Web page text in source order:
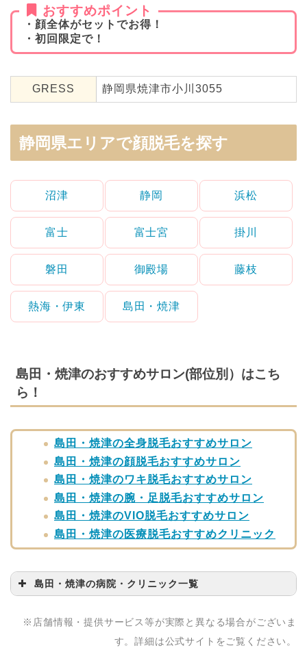
おすすめポイント
・顔全体がセットでお得！
・初回限定で！
GRESS 静岡県焼津市小川3055
静岡県エリアで顔脱毛を探す
沼津 静岡 浜松
富士 富士宮 掛川
磐田 御殿場 藤枝
熱海・伊東 島田・焼津
島田・焼津のおすすめサロン(部位別）はこち
ら！
島田・焼津の全身脱毛おすすめサロン
島田・焼津の顔脱毛おすすめサロン
島田・焼津のワキ脱毛おすすめサロン
島田・焼津の腕・足脱毛おすすめサロン
島田・焼津のVIO脱毛おすすめサロン
島田・焼津の医療脱毛おすすめクリニック
島田・焼津の病院・クリニック一覧
0547-34-5531
※店舗情報・提供サービス等が実際と異なる場合がございま
す。詳細は公式サイトをご覧ください。